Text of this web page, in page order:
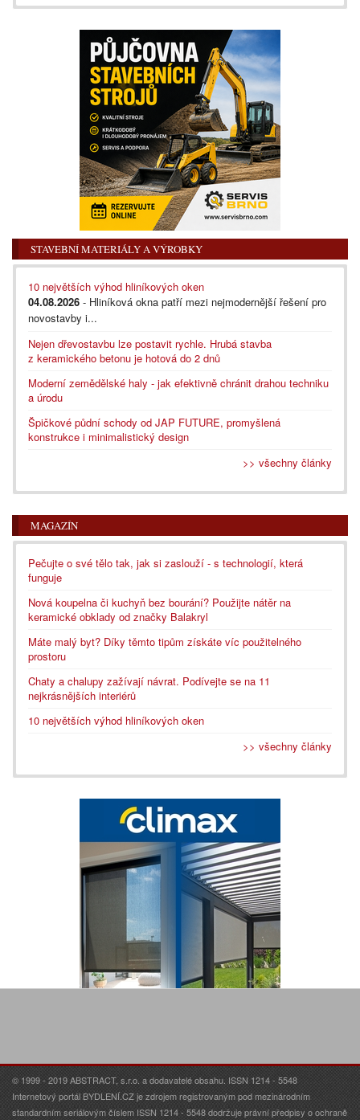
STAVEBNÍ MATERIÁLY A VÝROBKY
10 největších výhod hliníkových oken
04.08.2026 - Hliníková okna patří mezi nejmodernější řešení pro
novostavby i...
Nejen dřevostavbu lze postavit rychle. Hrubá stavba
z keramického betonu je hotová do 2 dnů
Moderní zemědělské haly - jak efektivně chránit drahou techniku
a úrodu
Špičkové půdní schody od JAP FUTURE, promyšlená
konstrukce i minimalistický design
>> všechny články
MAGAZÍN
Pečujte o své tělo tak, jak si zaslouží - s technologií, která
funguje
Nová koupelna či kuchyň bez bourání? Použijte nátěr na
keramické obklady od značky Balakryl
Máte malý byt? Díky těmto tipům získáte víc použitelného
prostoru
Chaty a chalupy zažívají návrat. Podívejte se na 11
nejkrásnějších interiérů
10 největších výhod hliníkových oken
>> všechny články
© 1999 - 2019 ABSTRACT, s.r.o. a dodavatelé obsahu. ISSN 1214 - 5548
Internetový portál BYDLENÍ.CZ je zdrojem registrovaným pod mezinárodním
standardním seriálovým číslem ISSN 1214 - 5548 dodržuje právní předpisy o ochraně